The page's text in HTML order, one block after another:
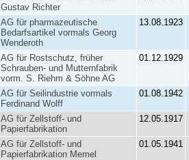
Gustav Richter
AG für pharmazeutische
Bedarfsartikel vormals Georg
Wenderoth
13.08.1923
AG für Rostschutz, früher
Schrauben- und Mutternfabrik
vorm. S. Riehm & Söhne AG
01.12.1929
AG für Seilindustrie vormals
Ferdinand Wolff
01.08.1942
AG für Zellstoff- und
Papierfabrikation
12.05.1917
AG für Zellstoff- und
Papierfabrikation Memel
01.05.1941